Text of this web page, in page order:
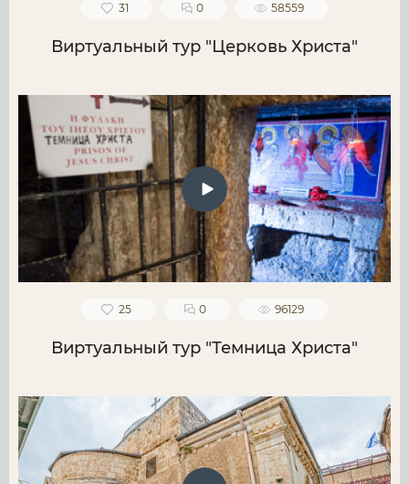
31 0 58559
Виртуальный тур "Церковь Христа"
25 0 96129
Виртуальный тур "Темница Христа"